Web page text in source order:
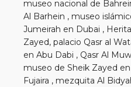
museo nacional de
Al Barhein , museo
Jumeirah en Dubai ,
Zayed, palacio Qasr al
en Abu Dabi , Qasr Al
museo de Sheik Zayed
Fujaira , mezquita Al